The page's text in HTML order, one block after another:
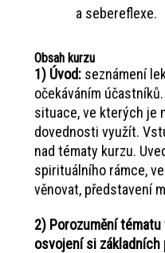
a sebereflexe.
Obsah kurzu
1) Úvod:seznámení
očekáváním
situace, ve kterých je
dovednosti využít.
nad tématy kurzu.
spirituálního rámce,
věnovat, představení
2) Porozumění
osvojení si